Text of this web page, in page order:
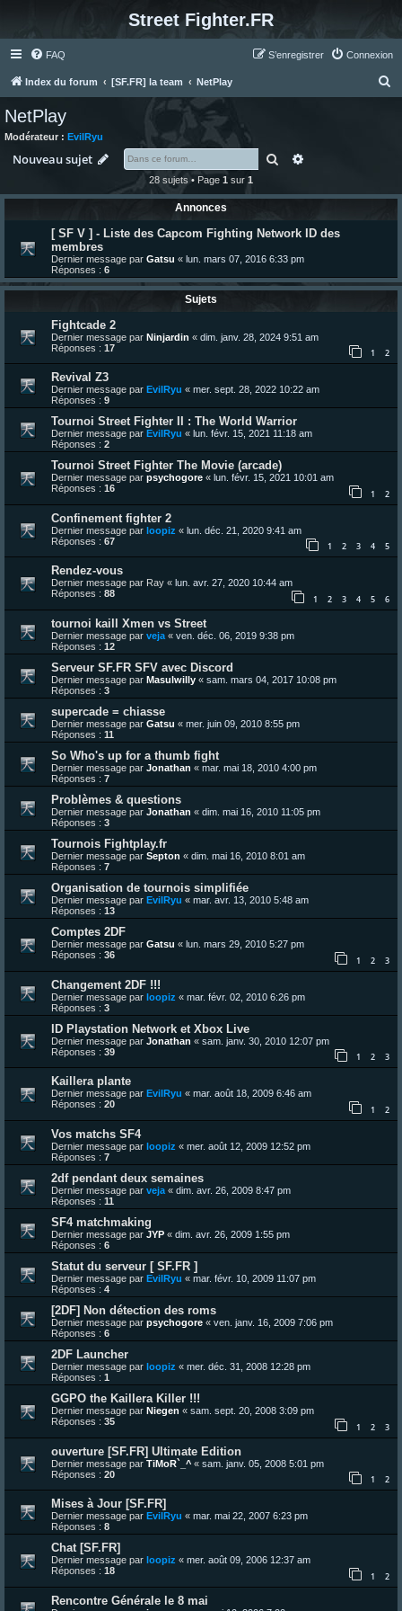
Street Fighter.FR
FAQ Connexion
S’enregistrer
Index du forum [SF.FR] la team NetPlay
r
NetPlay
Modérateur : EvilRyu
Nouveau sujet Rechercher
28 sujets • Page 1 sur 1
Annonces
[ SF V ] - Liste des Capcom Fighting Network ID des
membres
Dernier message par Gatsu « lun. mars 07, 2016 6:33 pm
Réponses : 6
Sujets
Fightcade 2
Dernier message par Ninjardin « dim. janv. 28, 2024 9:51 am
Réponses : 17 1 2
Revival Z3
Dernier message par EvilRyu « mer. sept. 28, 2022 10:22 am
Réponses : 9
Tournoi Street Fighter II : The World Warrior
Dernier message par EvilRyu « lun. févr. 15, 2021 11:18 am
Réponses : 2
Tournoi Street Fighter The Movie (arcade)
Dernier message par psychogore « lun. févr. 15, 2021 10:01 am
Réponses : 16 1 2
Confinement fighter 2
Dernier message par loopiz « lun. déc. 21, 2020 9:41 am
Réponses : 67 1 2 3 4 5
Rendez-vous
Dernier message par Ray « lun. avr. 27, 2020 10:44 am
Réponses : 88 1 2 3 4 5 6
tournoi kaill Xmen vs Street
Dernier message par veja « ven. déc. 06, 2019 9:38 pm
Réponses : 12
Serveur SF.FR SFV avec Discord
Dernier message par Masulwilly « sam. mars 04, 2017 10:08 pm
Réponses : 3
supercade = chiasse
Dernier message par Gatsu « mer. juin 09, 2010 8:55 pm
Réponses : 11
So Who's up for a thumb fight
Dernier message par Jonathan « mar. mai 18, 2010 4:00 pm
Réponses : 7
Problèmes & questions
Dernier message par Jonathan « dim. mai 16, 2010 11:05 pm
Réponses : 3
Tournois Fightplay.fr
Dernier message par Septon « dim. mai 16, 2010 8:01 am
Réponses : 7
Organisation de tournois simplifiée
Dernier message par EvilRyu « mar. avr. 13, 2010 5:48 am
Réponses : 13
Comptes 2DF
Dernier message par Gatsu « lun. mars 29, 2010 5:27 pm
Réponses : 36 1 2 3
Changement 2DF !!!
Dernier message par loopiz « mar. févr. 02, 2010 6:26 pm
Réponses : 3
ID Playstation Network et Xbox Live
Dernier message par Jonathan « sam. janv. 30, 2010 12:07 pm
Réponses : 39 1 2 3
Kaillera plante
Dernier message par EvilRyu « mar. août 18, 2009 6:46 am
Réponses : 20 1 2
Vos matchs SF4
Dernier message par loopiz « mer. août 12, 2009 12:52 pm
Réponses : 7
2df pendant deux semaines
Dernier message par veja « dim. avr. 26, 2009 8:47 pm
Réponses : 11
SF4 matchmaking
Dernier message par JYP « dim. avr. 26, 2009 1:55 pm
Réponses : 6
Statut du serveur [ SF.FR ]
Dernier message par EvilRyu « mar. févr. 10, 2009 11:07 pm
Réponses : 4
[2DF] Non détection des roms
Dernier message par psychogore « ven. janv. 16, 2009 7:06 pm
Réponses : 6
2DF Launcher
Dernier message par loopiz « mer. déc. 31, 2008 12:28 pm
Réponses : 1
GGPO the Kaillera Killer !!!
Dernier message par Niegen « sam. sept. 20, 2008 3:09 pm
Réponses : 35 1 2 3
ouverture [SF.FR] Ultimate Edition
Dernier message par TiMoR`_^ « sam. janv. 05, 2008 5:01 pm
Réponses : 20 1 2
Mises à Jour [SF.FR]
Dernier message par EvilRyu « mar. mai 22, 2007 6:23 pm
Réponses : 8
Chat [SF.FR]
Dernier message par loopiz « mer. août 09, 2006 12:37 am
Réponses : 18 1 2
Rencontre Générale le 8 mai